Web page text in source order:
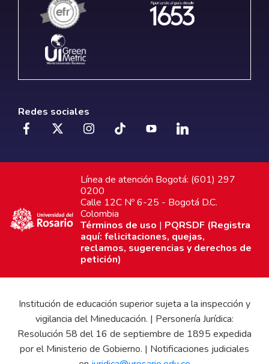
Redes sociales
Línea de atención Bogotá: (601) 297
0200
Calle 12C Nº 6-25 - Bogotá D.C.
Colombia
Términos de uso | PQRSDF (Registra
aquí: felicitaciones, quejas,
reclamos, sugerencias y derechos de
petición)
Institución de educación superior sujeta a la inspección y
vigilancia del Mineducación. | Personería Jurídica:
Resolución 58 del 16 de septiembre de 1895 expedida
por el Ministerio de Gobierno. | Notificaciones judiciales